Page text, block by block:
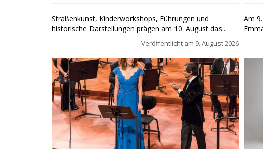
Straßenkunst, Kinderworkshops, Führungen und
historische Darstellungen prägen am 10. August das...
Veröffentlicht am 9. August 2026
Am